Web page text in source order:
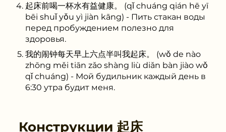
起床前喝一杯水有益健康。 (qǐ chuáng qián hē yī
bēi shuǐ yǒu yì jiàn kāng) - Пить стакан воды
перед пробуждением полезно для
здоровья.
我的闹钟每天早上六点半叫我起床。 (wǒ de nào
zhōng měi tiān zǎo shàng liù diǎn bàn jiào wǒ
qǐ chuáng) - Мой будильник каждый день в
6:30 утра будит меня.
Конструкции 起床